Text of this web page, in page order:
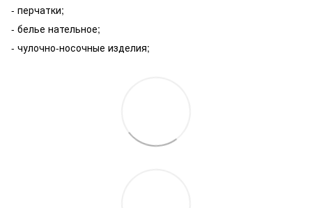
- перчатки;
- белье нательное;
- чулочно-носочные изделия;